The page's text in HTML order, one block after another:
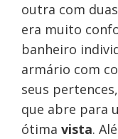
outra com
era muito
banheiro
armário com
seus
que abre para
ótima vista.